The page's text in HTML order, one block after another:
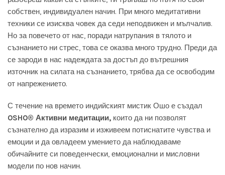
собствен, индивидуален начин. При много медитативни
техники се изисква човек да седи неподвижен и мълчалив.
Но за повечето от нас, поради натрупания в тялото и
съзнанието ни стрес, това се оказва много трудно. Преди да
се зароди в нас надеждата за достъп до вътрешния
източник на силата на съзнанието, трябва да се освободим
от напрежението.
С течение на времето индийският мистик Ошо е създал
OSHO® Активни медитации, които да ни позволят
съзнателно да изразим и изживеем потиснатите чувства и
емоции и да овладеем умението да наблюдаваме
обичайните си поведенчески, емоционални и мисловни
модели по нов начин.